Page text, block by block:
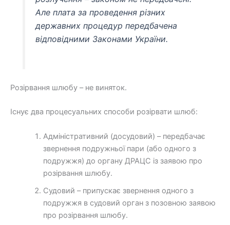
Але плата за проведення різних
державних процедур передбачена
відповідними Законами України.
Розірвання шлюбу – не виняток.
Існує два процесуальних способи розірвати шлюб:
Адміністративний (досудовий) – передбачає
звернення подружньої пари (або одного з
подружжя) до органу ДРАЦС із заявою про
розірвання шлюбу.
Судовий – припускає звернення одного з
подружжя в судовий орган з позовною заявою
про розірвання шлюбу.